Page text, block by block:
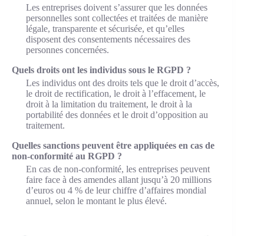
Les entreprises doivent s’assurer que les données
personnelles sont collectées et traitées de manière
légale, transparente et sécurisée, et qu’elles
disposent des consentements nécessaires des
personnes concernées.
Quels droits ont les individus sous le RGPD ?
Les individus ont des droits tels que le droit d’accès,
le droit de rectification, le droit à l’effacement, le
droit à la limitation du traitement, le droit à la
portabilité des données et le droit d’opposition au
traitement.
Quelles sanctions peuvent être appliquées en cas de
non-conformité au RGPD ?
En cas de non-conformité, les entreprises peuvent
faire face à des amendes allant jusqu’à 20 millions
d’euros ou 4 % de leur chiffre d’affaires mondial
annuel, selon le montant le plus élevé.